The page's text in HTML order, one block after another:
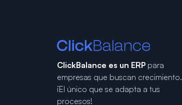
ClickBalance es un ERP para
empresas que buscan crecimiento.
¡El único que se adapta a tus
procesos!